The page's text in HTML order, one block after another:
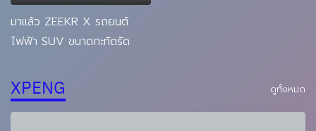
มาแล้ว ZEEKR X รถยนต์
ไฟฟ้า SUV ขนาดกะทัดรัด
XPENG ดูทั้งหมด